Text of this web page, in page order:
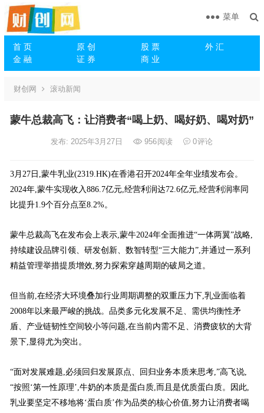
首 页 原 创 股 票
外 汇
金 融
证 券 商 业
菜单
财创网 滚动新闻
蒙牛总裁高飞：让消费者“喝上奶、喝好奶、喝对奶”
发布: 2025年3月27日 956阅读 0评论
3月27日,蒙牛乳业(2319.HK)在香港召开2024年全年业绩发布会。
2024年,蒙牛实现收入886.7亿元,经营利润达72.6亿元,经营利润率同
比提升1.9个百分点至8.2%。
蒙牛总裁高飞在发布会上表示,蒙牛2024年全面推进“一体两翼”战略,
持续建设品牌引领、研发创新、数智转型“三大能力”,并通过一系列
精益管理举措提质增效,努力探索穿越周期的破局之道。
但当前,在经济大环境叠加行业周期调整的双重压力下,乳业面临着
2008年以来最严峻的挑战。品类多元化发展不足、需供均衡性矛
盾、产业链韧性空间较小等问题,在当前内需不足、消费疲软的大背
景下,显得尤为突出。
“面对发展难题,必须回归发展原点、回归业务本质来思考,”高飞说,
“按照‘第一性原理’,牛奶的本质是蛋白质,而且是优质蛋白质。因此,
乳业要坚定不移地将‘蛋白质’作为品类的核心价值,努力让消费者喝